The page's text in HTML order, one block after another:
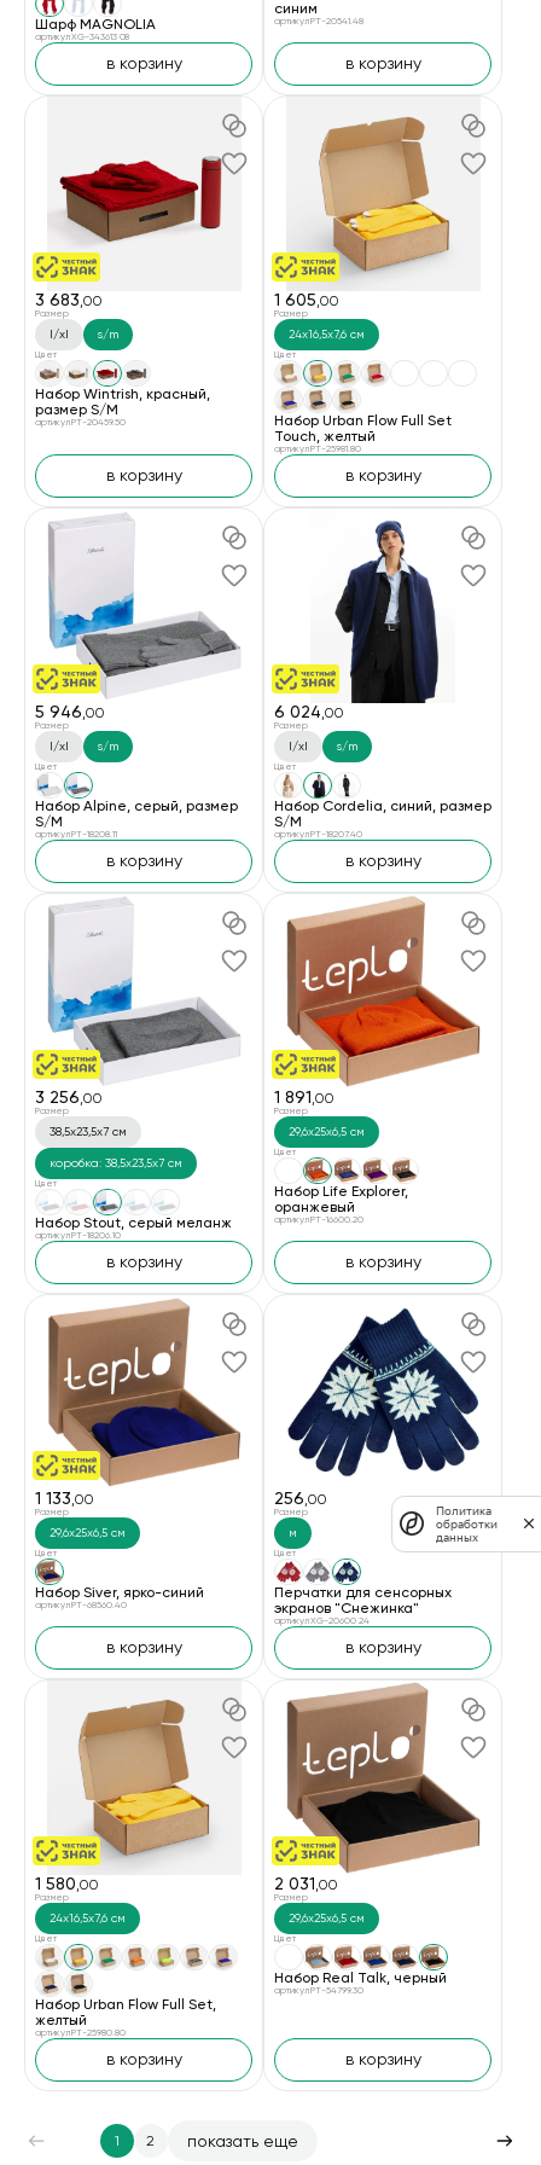
Шарф MAGNOLIA
артикул XG-343613 08
в корзину
синим
артикул PT-20541.48
в корзину
3 683,00
Размер
l/xl s/m
Цвет
Набор Wintrish, красный,
размер S/M
артикул PT-20459.50
в корзину
1 605,00
Размер
24х16,5х7,6 см
Цвет
Набор Urban Flow Full Set
Touch, желтый
артикул PT-25981.80
в корзину
5 946,00
Размер
l/xl s/m
Цвет
Набор Alpine, серый, размер
S/M
артикул PT-18208.11
в корзину
6 024,00
Размер
l/xl s/m
Цвет
Набор Cordelia, синий, размер
S/M
артикул PT-18207.40
в корзину
3 256,00
Размер
38,5х23,5х7 см
коробка: 38,5х23,5х7 см
Цвет
Набор Stout, серый меланж
артикул PT-18206.10
в корзину
1 891,00
Размер
29,6х25х6,5 см
Цвет
Набор Life Explorer,
оранжевый
артикул PT-16600.20
в корзину
1 133,00
Размер
29,6х25х6,5 см
Цвет
Набор Siver, ярко-синий
артикул PT-68560.40
в корзину
256,00
Размер
м
Цвет
Перчатки для сенсорных
экранов "Снежинка"
артикул XG-20600 24
в корзину
1 580,00
Размер
24х16,5х7,6 см
Цвет
Набор Urban Flow Full Set,
желтый
артикул PT-25980.80
в корзину
2 031,00
Размер
29,6х25х6,5 см
Цвет
Набор Real Talk, черный
артикул PT-54799.30
в корзину
1 2 показать еще
Политика
обработки
данных